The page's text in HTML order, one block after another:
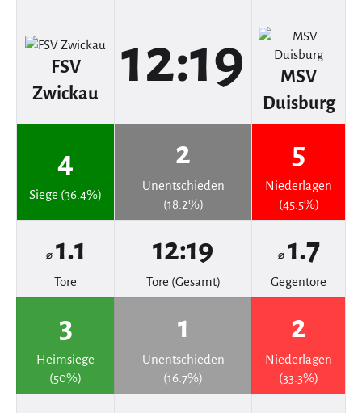
FSV
Zwickau
12:19
MSV
Duisburg
4
Siege (36.4%)
2
Unentschieden
(18.2%)
5
Niederlagen
(45.5%)
⌀ 1.1
Tore
12:19
Tore (Gesamt)
⌀ 1.7
Gegentore
3
Heimsiege
(50%)
1
Unentschieden
(16.7%)
2
Niederlagen
(33.3%)